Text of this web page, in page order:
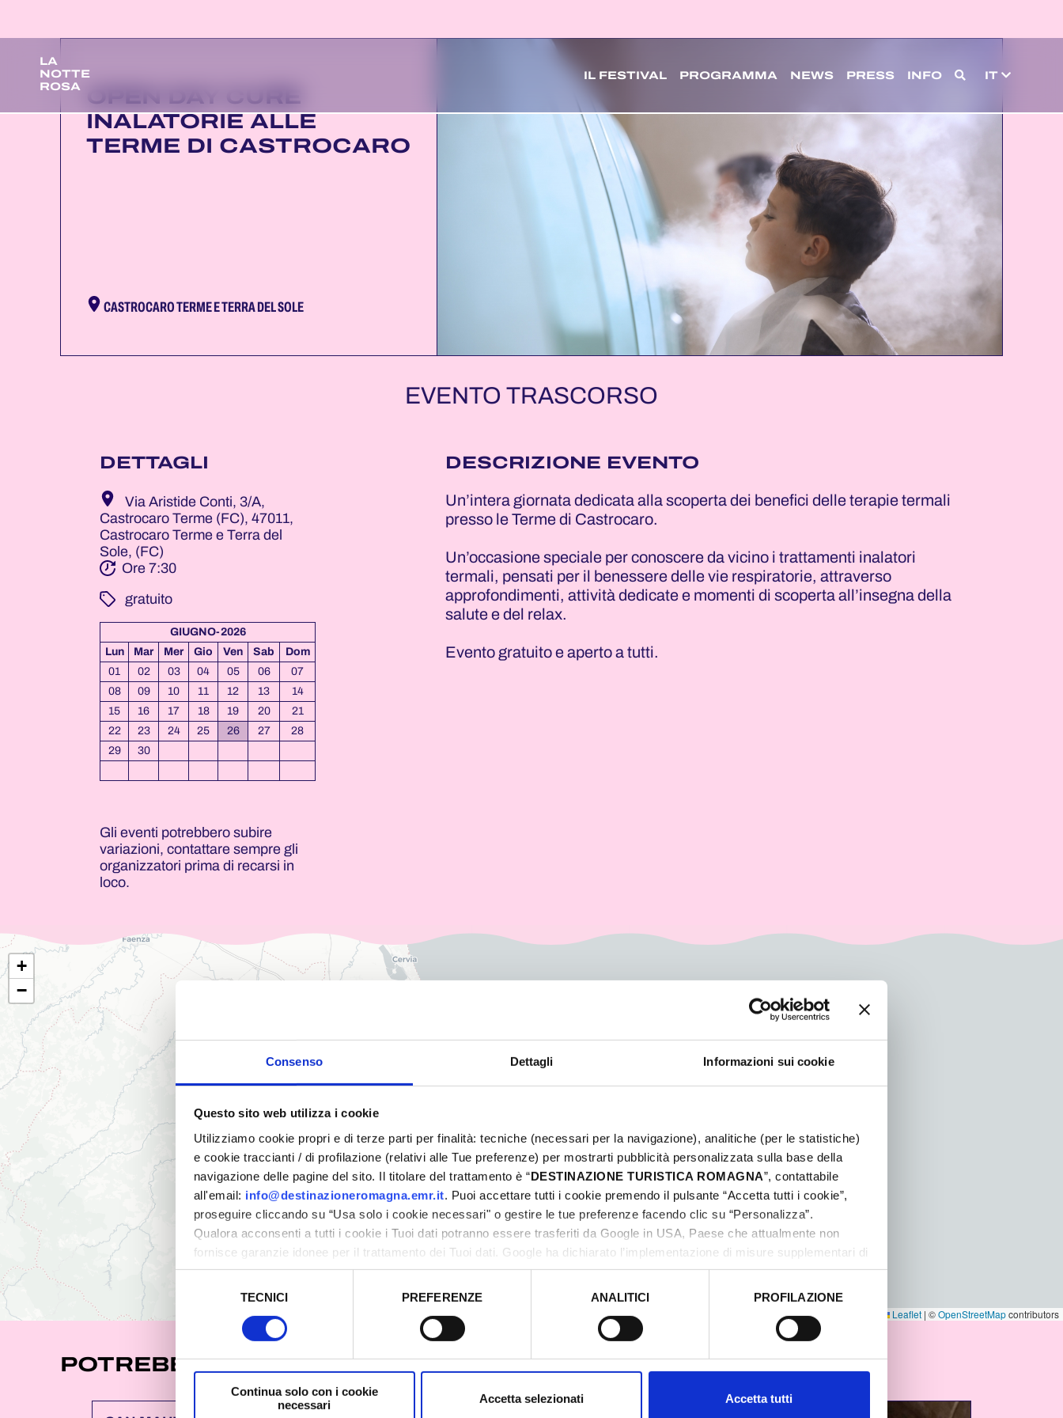
Consenso Dettagli Informazioni sui cookie
Questo sito web utilizza i cookie
Utilizziamo cookie propri e di terze parti per finalità: tecniche (necessari per la navigazione), analitiche (per le statistiche)
e cookie traccianti / di profilazione (relativi alle Tue preferenze) per mostrarti pubblicità personalizzata sulla base della
navigazione delle pagine del sito. Il titolare del trattamento è “DESTINAZIONE TURISTICA ROMAGNA”, contattabile
all'email: info@destinazioneromagna.emr.it. Puoi accettare tutti i cookie premendo il pulsante “Accetta tutti i cookie”,
proseguire cliccando su “Usa solo i cookie necessari" o gestire le tue preferenze facendo clic su “Personalizza”.
Qualora acconsenti a tutti i cookie i Tuoi dati potranno essere trasferiti da Google in USA, Paese che attualmente non
fornisce garanzie idonee per il trattamento dei Tuoi dati. Google ha dichiarato l’implementazione di misure supplementari di
sicurezza a Tutela dei navigatori, che abbiamo valutato essere sufficienti.
TECNICI PREFERENZE ANALITICI PROFILAZIONE
Continua solo con i cookie
necessari
Accetta selezionati Accetta tutti
LA
NOTTE
ROSA
IL FESTIVAL PROGRAMMA NEWS PRESS INFO IT
OPEN DAY CURE
INALATORIE ALLE
TERME DI CASTROCARO
CASTROCARO TERME E TERRA DEL SOLE
EVENTO TRASCORSO
DETTAGLI
Via Aristide Conti, 3/A,
Castrocaro Terme (FC), 47011,
Castrocaro Terme e Terra del
Sole, (FC)
Ore 7:30
­ gratuito
GIUGNO-2026
Lun
Mar Mer Gio Ven Sab
Dom
01
02 03 04 05 06
07
08
09 10 11 12 13
14
15
16 17 18 19 20
21
22
23 24 25 26 27
28
29
30
Gli eventi potrebbero subire
variazioni, contattare sempre gli
organizzatori prima di recarsi in
loco.
DESCRIZIONE EVENTO
Un’intera giornata dedicata alla scoperta dei benefici delle terapie termali
presso le Terme di Castrocaro.
Un’occasione speciale per conoscere da vicino i trattamenti inalatori
termali, pensati per il benessere delle vie respiratorie, attraverso
approfondimenti, attività dedicate e momenti di scoperta all’insegna della
salute e del relax.
Evento gratuito e aperto a tutti.
+
−
Leaflet | ©OpenStreetMapcontributors
POTREBBE INTERESSARTI ANCHE...